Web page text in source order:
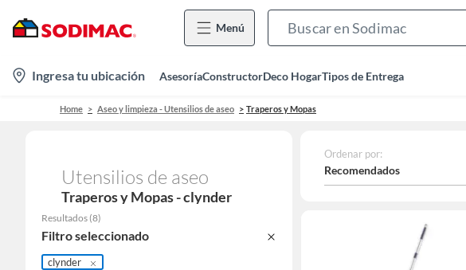
Menú
location-
icon
Ingresa tu ubicación AsesoríaConstructorDeco HogarTipos de Entrega
Home Aseo y limpieza - Utensilios de aseo Traperos y Mopas
Utensilios de aseo
Traperos y Mopas - clynder
Resultados (8)
Filtro seleccionado
clynder
Ordenar por:
Recomendados